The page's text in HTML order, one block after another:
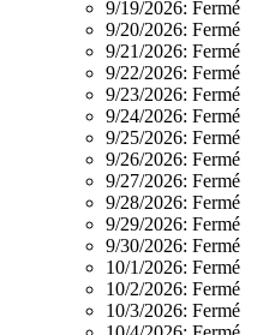
9/19/2026: Fermé
9/20/2026: Fermé
9/21/2026: Fermé
9/22/2026: Fermé
9/23/2026: Fermé
9/24/2026: Fermé
9/25/2026: Fermé
9/26/2026: Fermé
9/27/2026: Fermé
9/28/2026: Fermé
9/29/2026: Fermé
9/30/2026: Fermé
10/1/2026: Fermé
10/2/2026: Fermé
10/3/2026: Fermé